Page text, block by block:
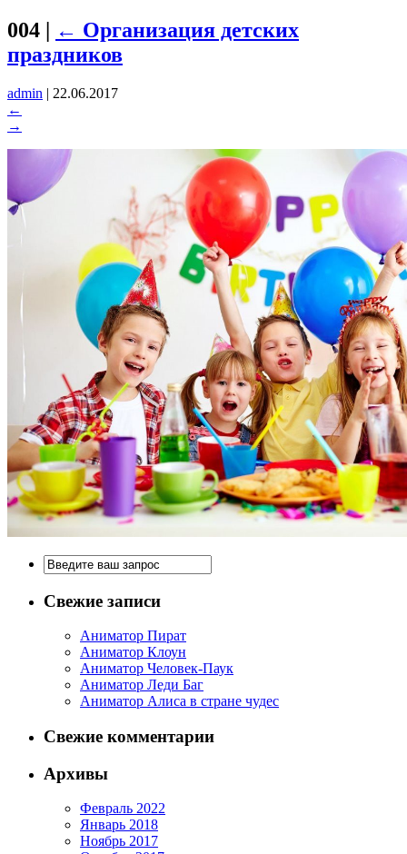
004 | ← Организация детских
праздников
admin | 22.06.2017
←
→
Свежие записи
Аниматор Пират
Аниматор Клоун
Аниматор Человек-Паук
Аниматор Леди Баг
Аниматор Алиса в стране чудес
Свежие комментарии
Архивы
Февраль 2022
Январь 2018
Ноябрь 2017